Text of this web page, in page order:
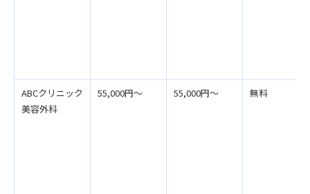
ABCクリニック
美容外科
55,000円～ 55,000円～ 無料